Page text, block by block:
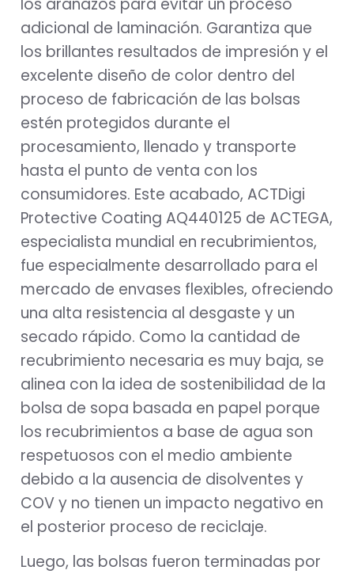
adicional de laminación. Garantiza que
los brillantes resultados de impresión y el
excelente diseño de color dentro del
proceso de fabricación de las bolsas
estén protegidos durante el
procesamiento, llenado y transporte
hasta el punto de venta con los
consumidores. Este acabado, ACTDigi
Protective Coating AQ440125 de ACTEGA,
especialista mundial en recubrimientos,
fue especialmente desarrollado para el
mercado de envases flexibles, ofreciendo
una alta resistencia al desgaste y un
secado rápido. Como la cantidad de
recubrimiento necesaria es muy baja, se
alinea con la idea de sostenibilidad de la
bolsa de sopa basada en papel porque
los recubrimientos a base de agua son
respetuosos con el medio ambiente
debido a la ausencia de disolventes y
COV y no tienen un impacto negativo en
el posterior proceso de reciclaje.
Luego, las bolsas fueron terminadas por